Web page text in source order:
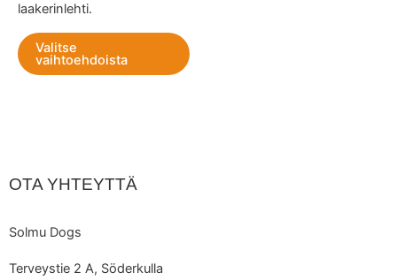
laakerinlehti.
Valitse
vaihtoehdoista
OTA YHTEYTTÄ
Solmu Dogs
Terveystie 2 A, Söderkulla